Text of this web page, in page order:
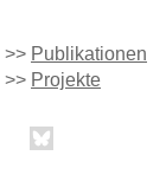
>> Publikationen
>> Projekte